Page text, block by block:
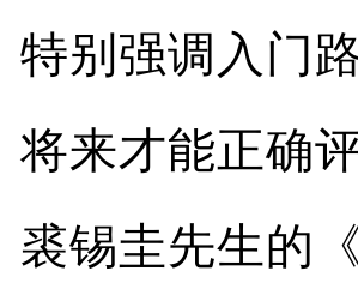
特别强调入门
将来才能正确
裘锡圭先生的